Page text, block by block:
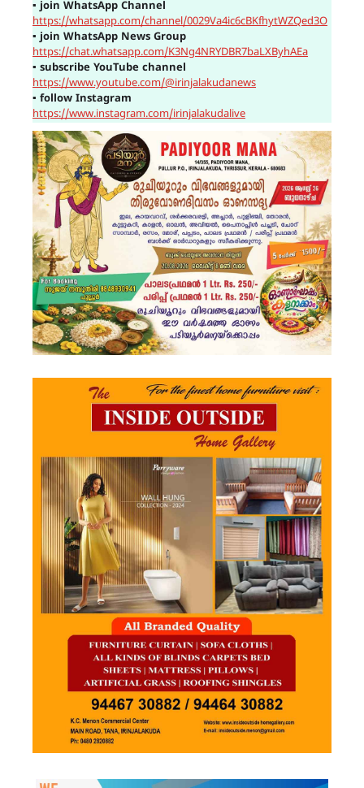
▪ join WhatsApp Channel
https://whatsapp.com/channel/0029Va4ic6cBKfhytWZQed3O
▪ join WhatsApp News Group
https://chat.whatsapp.com/K3Ng4NRYDBR7baLXByhAEa
▪ subscribe YouTube channel
https://www.youtube.com/@irinjalakudanews
▪ follow Instagram
https://www.instagram.com/irinjalakudalive